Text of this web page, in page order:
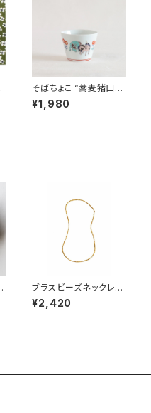
そばちょこ “蕎麦猪口大
事典 色絵 ユニコー
ン” 波佐見焼
¥1,980
ブラスビーズネックレス
S ／ fog linen wo
rk フォグリネンワーク
¥2,420